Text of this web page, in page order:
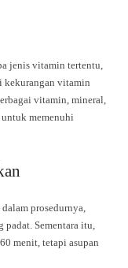
jenis vitamin tertentu,
kekurangan vitamin
vitamin, mineral,
memenuhi
prosedurnya,
padat. Sementara itu,
menit, tetapi asupan